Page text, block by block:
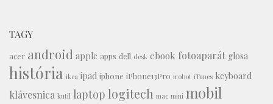
TAGY
acer android apple apps dell desk ebook fotoaparát glosa
história ikea ipad iphone iPhone13Pro irobot iTunes keyboard
klávesnica kutil laptop logitech mac mini mobil